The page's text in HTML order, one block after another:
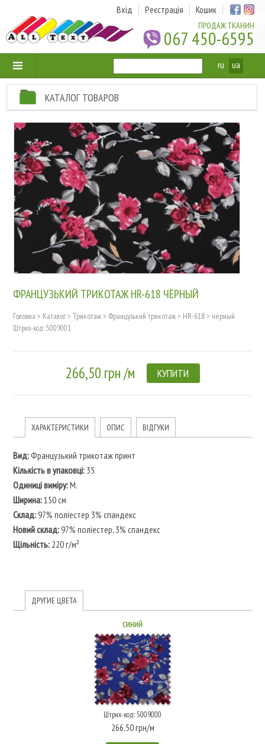
ПРОДАЖ ТКАНИН
067 450-6595
Вхід Реєстрація Кошик
ru ua
КАТАЛОГ ТОВАРОВ
ФРАНЦУЗЬКИЙ ТРИКОТАЖ HR-618 ЧЁРНЫЙ
Головна > Каталог> Трикотаж> Французький трикотаж> HR-618> чёрный
Штрих-код: 5009001
266,50 грн /м КУПИТИ
ХАРАКТЕРИСТИКИ ОПИС ВІДГУКИ
Вид:Французький трикотаж принт
Кількість в упаковці:35
Одиниці виміру:M.
Ширина:150 см
Склад:97% поліестер 3% спандекс
Новий склад:97% поліестер, 3% спандекс
Щільність:220 г/м²
ДРУГИЕ ЦВЕТА
синий
Штрих-код: 5009000
266.50 грн/м